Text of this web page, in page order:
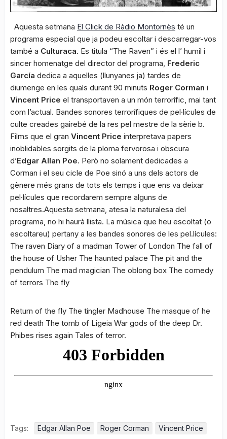
Aquesta setmana El Click de Ràdio Montornès té un
programa especial que ja podeu escoltar i descarregar-vos
també a Culturaca. Es titula “The Raven” i és el l’ humil i
sincer homenatge del director del programa, Frederic
García dedica a aquelles (llunyanes ja) tardes de
diumenge en les quals durant 90 minuts Roger Corman i
Vincent Price el transportaven a un món terrorífic, mai tant
com l’actual. Bandes sonores terrorífiques de pel·lícules de
culte creades gairebé de la res pel mestre de la sèrie b.
Films que el gran Vincent Price interpretava papers
inoblidables sorgits de la ploma fervorosa i obscura
d’Edgar Allan Poe. Però no solament dedicades a
Corman i el seu cicle de Poe sinó a uns dels actors de
gènere més grans de tots els temps i que ens va deixar
pel·lícules que recordarem sempre alguns de
nosaltres.Aquesta setmana, atesa la naturalesa del
programa, no hi haurà llista. La música que heu escoltat (o
escoltareu) pertany a les bandes sonores de les pel.lícules:
The raven Diary of a madman Tower of London The fall of
the house of Usher The haunted palace The pit and the
pendulum The mad magician The oblong box The comedy
of terrors The fly
Return of the fly The tingler Madhouse The masque of he
red death The tomb of Ligeia War gods of the deep Dr.
Phibes rises again Tales of terror.
Tags: Edgar Allan Poe Roger Corman Vincent Price